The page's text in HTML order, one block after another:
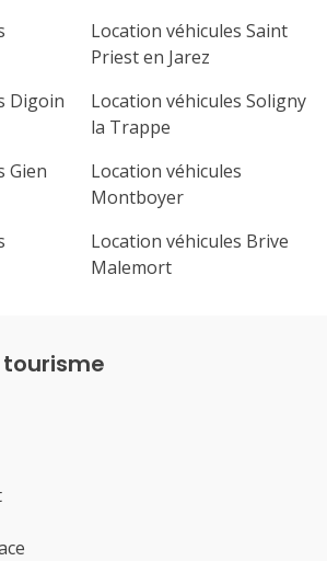
Location véhicules Saint
Priest en Jarez
Digoin
Location véhicules Soligny
la Trappe
Gien
Location véhicules
Montboyer
Location véhicules Brive
Malemort